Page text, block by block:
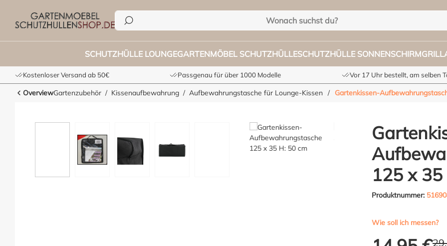
springen
Zur Hauptnavigation springen
SCHUTZHÜLLE LOUNGEGARTENMÖBEL SCHUTZHÜLLESCHUTZHÜLLE SONNENSCHIRM
Kostenloser Versand ab 50€ Passgenau für über 1000 Modelle Vor 17 Uhr bestellt, am selben
OverviewGartenzubehör Kissenaufbewahrung Aufbewahrungstasche für Lounge-Kissen / Gartenkissen-
125 x
Produktnummer:
Wie soll ich messen?